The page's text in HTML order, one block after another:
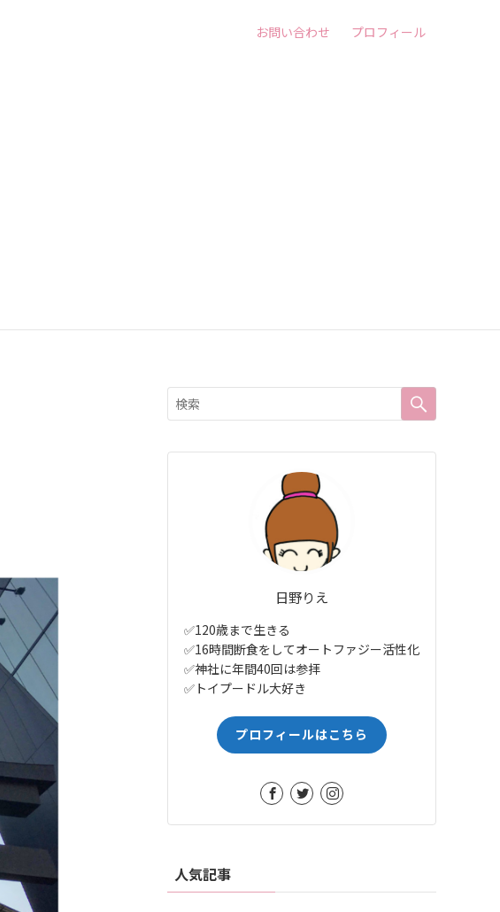
お問い合わせ プロフィール
日野りえ
✅120歳まで生きる
✅16時間断食をしてオートファジー活性化
✅神社に年間40回は参拝
✅トイプードル大好き
プロフィールはこちら
人気記事